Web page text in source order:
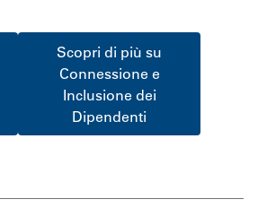
Scopri di più su
Connessione e
Inclusione dei
Dipendenti